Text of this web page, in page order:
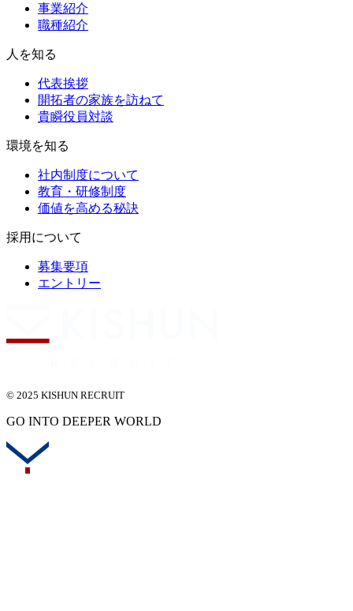
事業紹介
職種紹介
人を知る
代表挨拶
開拓者の家族を訪ねて
貴瞬役員対談
環境を知る
社内制度について
教育・研修制度
価値を高める秘訣
採用について
募集要項
エントリー
© 2025 KISHUN RECRUIT
GO INTO DEEPER WORLD